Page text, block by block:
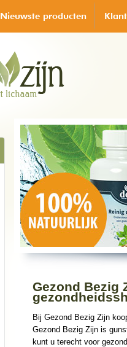
Nieuwste producten
Gezond Bezig
Bij Gezond Bezig Zijn
Gezond Bezig Zijn is
kunt u terecht voor